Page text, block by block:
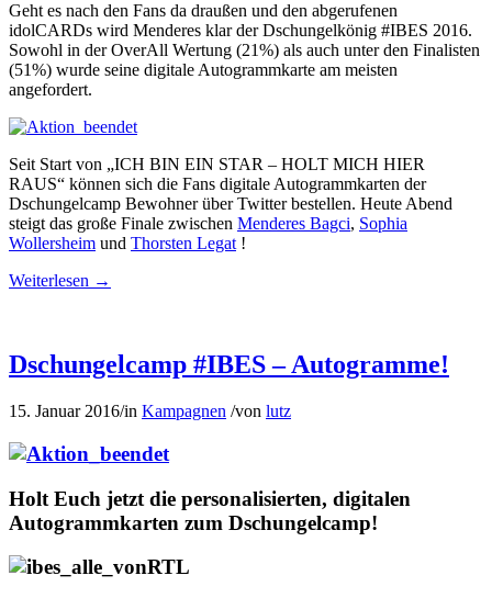
Geht es nach den Fans da draußen und den abgerufenen
idolCARDs wird Menderes klar der Dschungelkönig #IBES 2016.
Sowohl in der OverAll Wertung (21%) als auch unter den Finalisten
(51%) wurde seine digitale Autogrammkarte am meisten
angefordert.
Seit Start von „ICH BIN EIN STAR – HOLT MICH HIER
RAUS“ können sich die Fans digitale Autogrammkarten der
Dschungelcamp Bewohner über Twitter bestellen. Heute Abend
steigt das große Finale zwischen Menderes Bagci, Sophia
Wollersheim und Thorsten Legat !
Weiterlesen →
Dschungelcamp #IBES – Autogramme!
15. Januar 2016/in Kampagnen /von lutz
Holt Euch jetzt die personalisierten, digitalen
Autogrammkarten zum Dschungelcamp!